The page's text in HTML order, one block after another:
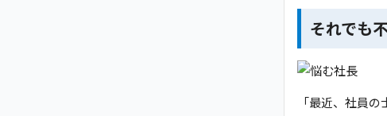
それでも
「最近、社員